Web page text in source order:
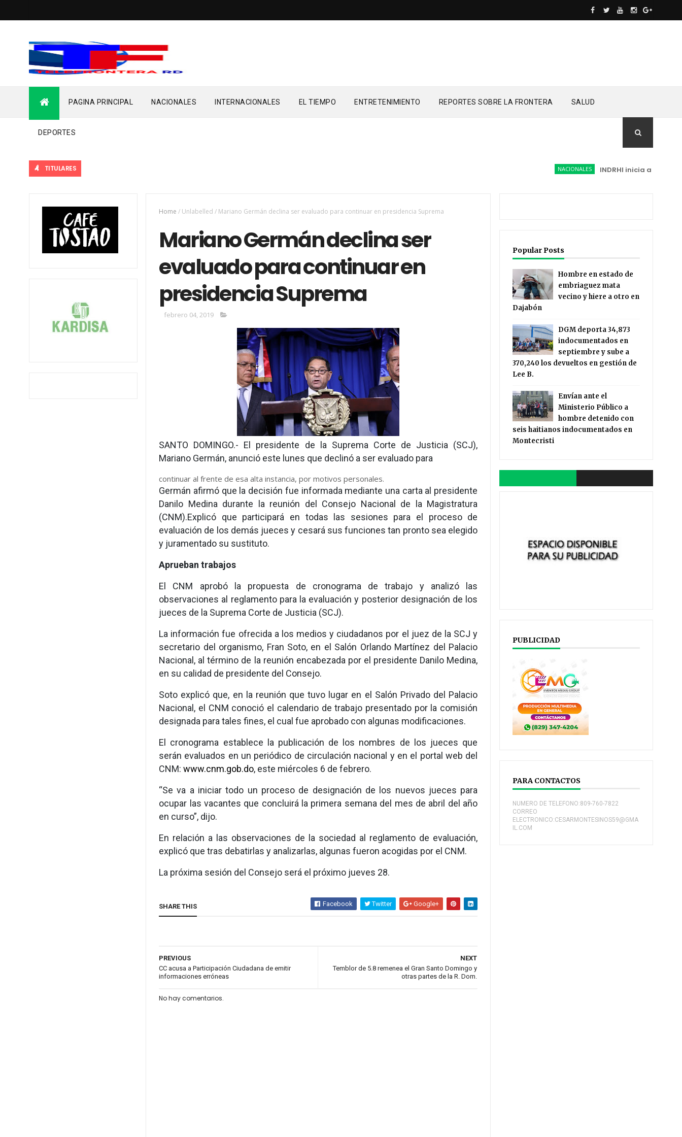
PAGINA PRINCIPAL NACIONALES INTERNACIONALES EL TIEMPO ENTRETENIMIENTO REPORTES SOBRE LA FRONTERA SALUD
DEPORTES
TITULARES NACIONALES INDRHI inicia adecuación
Home / Unlabelled/ Mariano Germán declina ser evaluado para continuar en presidencia Suprema
Mariano Germán declina ser
evaluado para continuar en
presidencia Suprema
febrero 04, 2019
SANTO DOMINGO.- El presidente de la Suprema Corte de Justicia (SCJ),
Mariano Germán, anunció este lunes que declinó a ser evaluado para
continuar al frente de esa alta instancia, por motivos personales.
Germán afirmó que la decisión fue informada mediante una carta al presidente
Danilo Medina durante la reunión del Consejo Nacional de la Magistratura
(CNM).Explicó que participará en todas las sesiones para el proceso de
evaluación de los demás jueces y cesará sus funciones tan pronto sea elegido
y juramentado su sustituto.
Aprueban trabajos
El CNM aprobó la propuesta de cronograma de trabajo y analizó las
observaciones al reglamento para la evaluación y posterior designación de los
jueces de la Suprema Corte de Justicia (SCJ).
La información fue ofrecida a los medios y ciudadanos por el juez de la SCJ y
secretario del organismo, Fran Soto, en el Salón Orlando Martínez del Palacio
Nacional, al término de la reunión encabezada por el presidente Danilo Medina,
en su calidad de presidente del Consejo.
Soto explicó que, en la reunión que tuvo lugar en el Salón Privado del Palacio
Nacional, el CNM conoció el calendario de trabajo presentado por la comisión
designada para tales fines, el cual fue aprobado con algunas modificaciones.
El cronograma establece la publicación de los nombres de los jueces que
serán evaluados en un periódico de circulación nacional y en el portal web del
CNM:www.cnm.gob.do, este miércoles 6 de febrero.
“Se va a iniciar todo un proceso de designación de los nuevos jueces para
ocupar las vacantes que concluirá la primera semana del mes de abril del año
en curso”, dijo.
En relación a las observaciones de la sociedad al reglamento de evaluación,
explicó que tras debatirlas y analizarlas, algunas fueron acogidas por el CNM.
La próxima sesión del Consejo será el próximo jueves 28.
SHARE THIS Facebook Twitter Google+
NEXT
Temblor de 5.8 remenea el Gran Santo Domingo y
otras partes de la R. Dom.
PREVIOUS
CC acusa a Participación Ciudadana de emitir
informaciones erróneas
No hay comentarios.
Popular Posts
Hombre en estado de
embriaguez mata
vecino y hiere a otro en
Dajabón
DGM deporta 34,873
indocumentados en
septiembre y sube a
370,240 los devueltos en gestión de
Lee B.
Envían ante el
Ministerio Público a
hombre detenido con
seis haitianos indocumentados en
Montecristi
PUBLICIDAD
PARA CONTACTOS
NUMERO DE TELEFONO:809-760-7822
CORREO
ELECTRONICO:CESARMONTESINOS59@GMA
IL.COM